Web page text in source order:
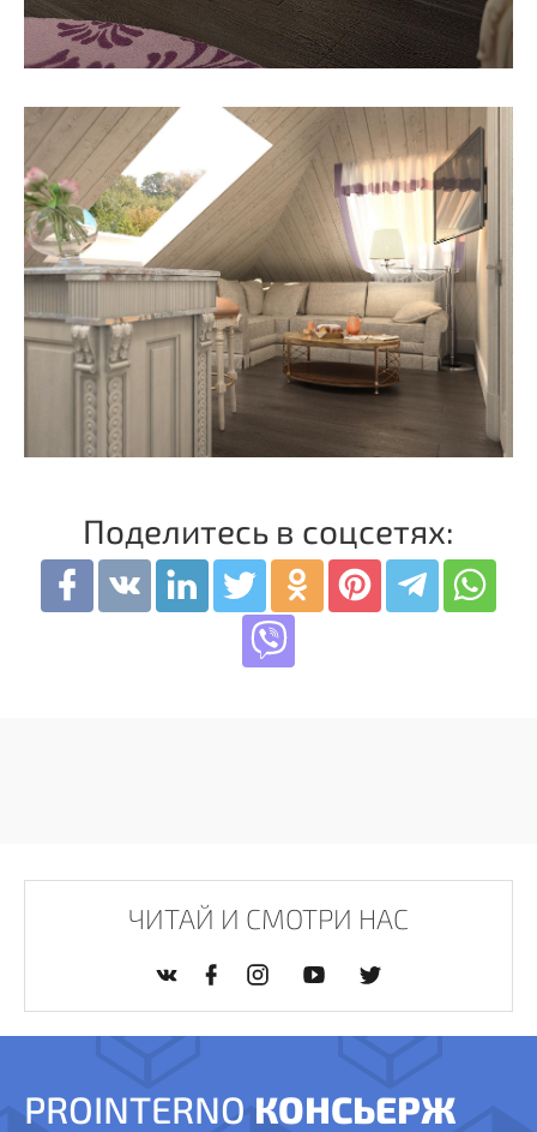
Поделитесь в соцсетях:
ЧИТАЙ И СМОТРИ НАС
PROINTERNO КОНСЬЕРЖ